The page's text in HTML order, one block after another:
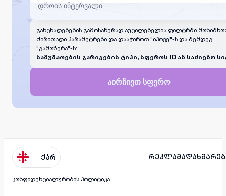
განცხადებების გამოსაწერად აუცილებელია ფილტრში
ძირითადი პარამეტრები და დააჭიროთ "იპოვე"-ს და შემდეგ
"გამოწერა"-ს:
სამუშაოების გარიგების ტიპი, სფეროს ID ან საძიებო
აირჩიეთ სფერო
ქარ რეკლამა
კონფიდენციალურობის პოლიტიკა